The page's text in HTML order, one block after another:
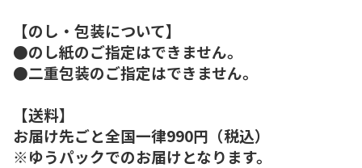
【のし・包装について】
●のし紙のご指定はできません。
●二重包装のご指定はできません。
【送料】
お届け先ごと全国一律990円（税込）
※ゆうパックでのお届けとなります。